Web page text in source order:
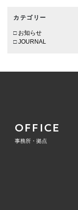
カテゴリー
お知らせ
JOURNAL
OFFICE
事務所・拠点